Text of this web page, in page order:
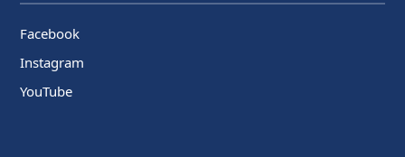
Facebook
Instagram
YouTube